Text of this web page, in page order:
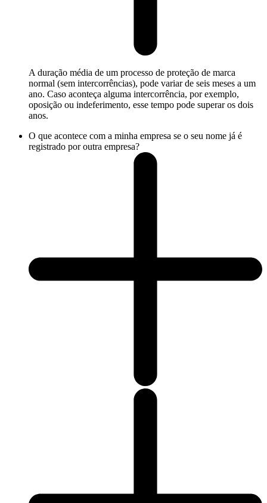
A duração média de um processo de proteção de marca
normal (sem intercorrências), pode variar de seis meses a um
ano. Caso aconteça alguma intercorrência, por exemplo,
oposição ou indeferimento, esse tempo pode superar os dois
anos.
O que acontece com a minha empresa se o seu nome já é
registrado por outra empresa?